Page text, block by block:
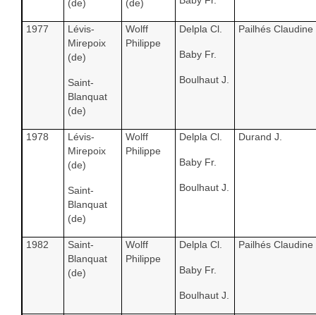
(de) (de)
1977
Lévis-
Mirepoix
(de)
Saint-
Blanquat
(de)
Wolff
Philippe
Delpla Cl.
Baby Fr.
Boulhaut J.
Pailhés Claudine
1978
Lévis-
Mirepoix
(de)
Saint-
Blanquat
(de)
Wolff
Philippe
Delpla Cl.
Baby Fr.
Boulhaut J.
Durand J.
1982
Saint-
Blanquat
(de)
Wolff
Philippe
Delpla Cl.
Baby Fr.
Boulhaut J.
Pailhés Claudine